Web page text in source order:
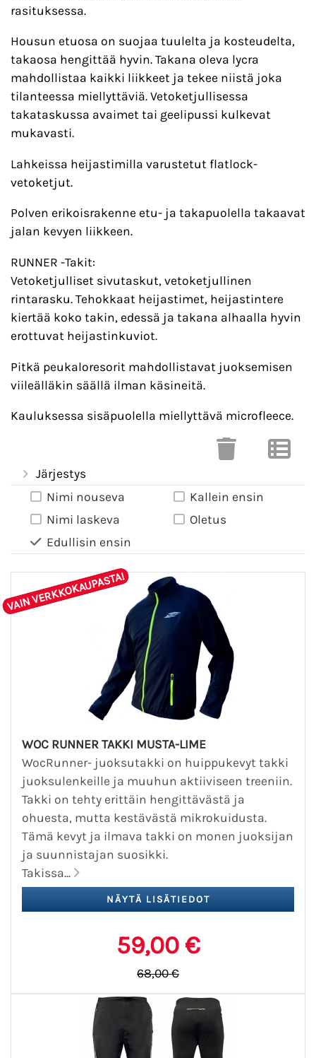
rasituksessa.
Housun etuosa on suojaa tuulelta ja kosteudelta,
takaosa hengittää hyvin. Takana oleva lycra
mahdollistaa kaikki liikkeet ja tekee niistä joka
tilanteessa miellyttäviä. Vetoketjullisessa
takataskussa avaimet tai geelipussi kulkevat
mukavasti.
Lahkeissa heijastimilla varustetut flatlock-
vetoketjut.
Polven erikoisrakenne etu- ja takapuolella takaavat
jalan kevyen liikkeen.
RUNNER -Takit:
Vetoketjulliset sivutaskut, vetoketjullinen
rintarasku. Tehokkaat heijastimet, heijastintere
kiertää koko takin, edessä ja takana alhaalla hyvin
erottuvat heijastinkuviot.
Pitkä peukaloresorit mahdollistavat juoksemisen
viileälläkin säällä ilman käsineitä.
Kauluksessa sisäpuolella miellyttävä microfleece.
Järjestys
Nimi nouseva
Nimi laskeva
Edullisin ensin
Kallein ensin
Oletus
VAIN VERKKOKAUPASTA!
WOC RUNNER TAKKI MUSTA-LIME
WocRunner- juoksutakki on huippukevyt takki
juoksulenkeille ja muuhun aktiiviseen treeniin.
Takki on tehty erittäin hengittävästä ja
ohuesta, mutta kestävästä mikrokuidusta.
Tämä kevyt ja ilmava takki on monen juoksijan
ja suunnistajan suosikki.
Takissa...
59,00 €
68,00 €